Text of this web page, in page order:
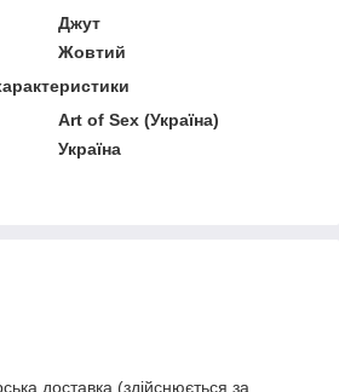
Джут
Жовтий
Art of Sex (Україна)
Україна
доставка (здійснюється за